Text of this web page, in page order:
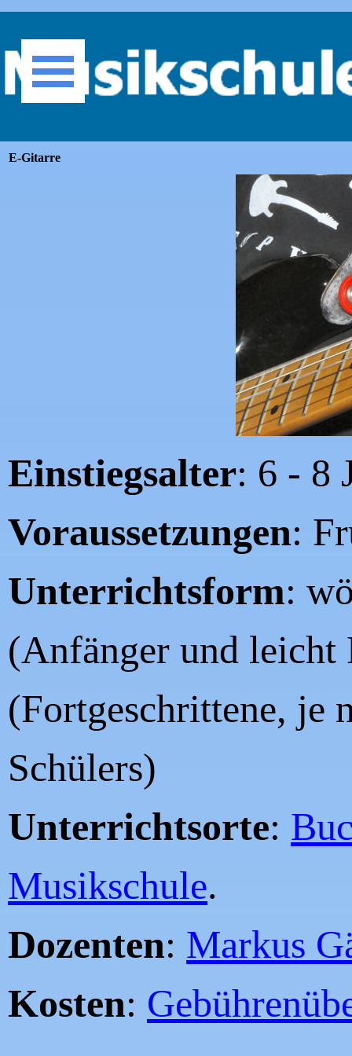
Menü überspringen
E-Gitarre
Einstiegsalter: 6 - 8
Voraussetzungen:
Unterrichtsform:
(Anfänger und leicht
(Fortgeschrittene, je
Schülers)
Unterrichtsorte:
Musikschule.
Dozenten: Markus
Kosten: